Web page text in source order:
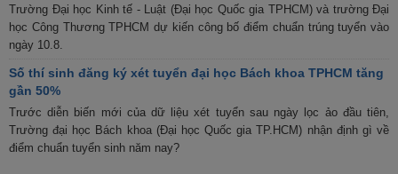
Trường Đại học Kinh tế - Luật (Đại học Quốc gia TPHCM) và trường Đại
học Công Thương TPHCM dự kiến công bố điểm chuẩn trúng tuyển vào
ngày 10.8.
Số thí sinh đăng ký xét tuyển đại học Bách khoa TPHCM tăng
gần 50%
Trước diễn biến mới của dữ liệu xét tuyển sau ngày lọc ảo đầu tiên,
Trường đại học Bách khoa (Đại học Quốc gia TP.HCM) nhận định gì về
điểm chuẩn tuyển sinh năm nay?